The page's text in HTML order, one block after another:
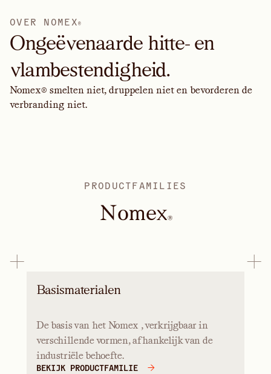
OV ER NOME X®
Ongeëvenaarde hitte- en
vlambestendigheid.
Nomex® smelten niet, druppelen niet en bevorderen de
verbranding niet.
PRODUCTFAMILIES
Nomex®
Basismaterialen
De basis van het Nomex , verkrijgbaar in
verschillende vormen, afhankelijk van de
industriële behoefte.
BEKIJK PRODUCTFAMILIE